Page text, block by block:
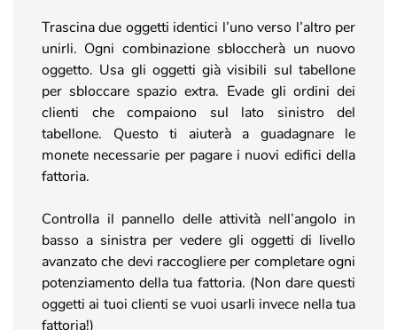
Trascina due oggetti identici l’uno verso l’altro per
unirli. Ogni combinazione sbloccherà un nuovo
oggetto. Usa gli oggetti già visibili sul tabellone
per sbloccare spazio extra. Evade gli ordini dei
clienti che compaiono sul lato sinistro del
tabellone. Questo ti aiuterà a guadagnare le
monete necessarie per pagare i nuovi edifici della
fattoria.
Controlla il pannello delle attività nell’angolo in
basso a sinistra per vedere gli oggetti di livello
avanzato che devi raccogliere per completare ogni
potenziamento della tua fattoria. (Non dare questi
oggetti ai tuoi clienti se vuoi usarli invece nella tua
fattoria!)